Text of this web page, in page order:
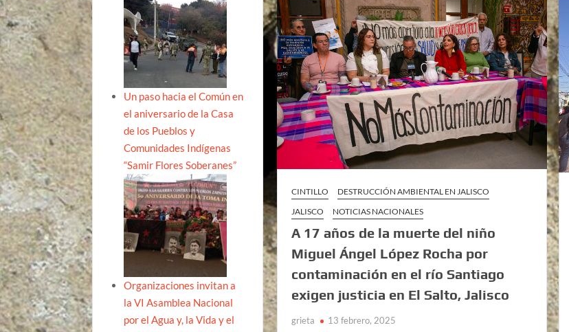
CINTILLO
DESTRUCCIÓN AMBIENTAL EN JALISCO
JALISCO
NOTICIAS NACIONALES
A 17 años de la muerte del niño
Miguel Ángel López Rocha por
contaminación en el río Santiago
exigen justicia en El Salto, Jalisco
grieta 13 febrero, 2025
Un paso hacia el Común en
el aniversario de la Casa
de los Pueblos y
Comunidades Indígenas
“Samir Flores Soberanes”
Organizaciones invitan a
la VI Asamblea Nacional
por el Agua y, la Vida y el